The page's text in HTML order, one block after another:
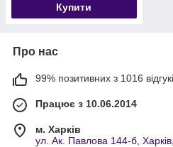
Купити
Про нас
99% позитивних з 1016
Працює з 10.06.2014
м. Харків
ул. Ак. Павлова 144-б,